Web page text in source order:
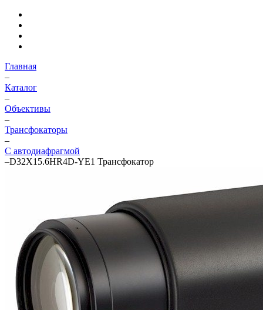
Главная
–
Каталог
–
Объективы
–
Трансфокаторы
–
С автодиафрагмой
–D32X15.6HR4D-YE1 Трансфокатор